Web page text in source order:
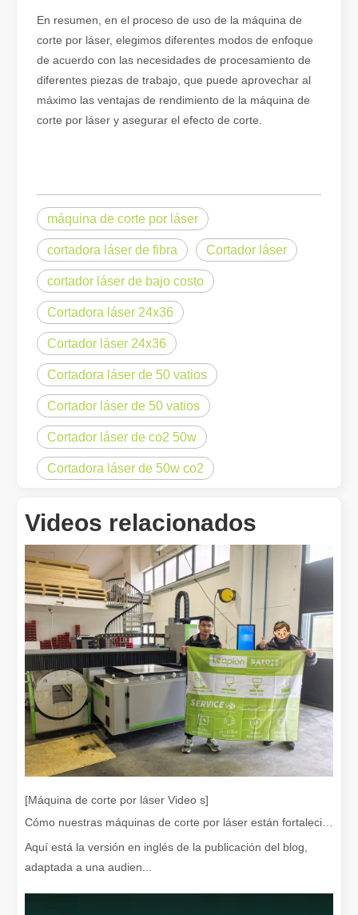
La soldadura láser ha revolucionado la fabricación moderna
¿Qué es el corte por láser? La ciencia de la rebanada
Eliminación de pintura con láser, debe elegir la mejor forma de eliminar la pintura
En el campo del tratamiento y restauración de superficies, la
En resumen, en el proceso de uso de la máquina de
corte por láser, elegimos diferentes modos de enfoque
de acuerdo con las necesidades de procesamiento de
diferentes piezas de trabajo, que puede aprovechar al
máximo las ventajas de rendimiento de la máquina de
corte por láser y asegurar el efecto de corte.
máquina de corte por láser
cortadora láser de fibra Cortador láser
cortador láser de bajo costo
Cortadora láser 24x36
Cortador láser 24x36
Cortadora láser de 50 vatios
Cortador láser de 50 vatios
Cortador láser de co2 50w
Cortadora láser de 50w co2
Videos relacionados
[Máquina de corte por láser Video s]
Aquí está la versión en inglés de la publicación del blog,
adaptada a una audien...